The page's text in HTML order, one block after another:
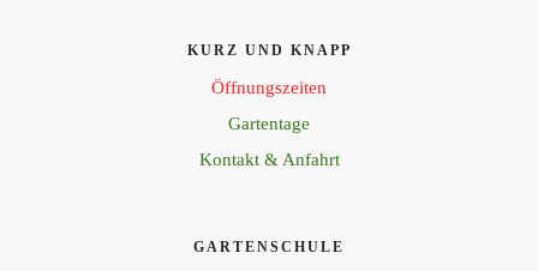
KURZ UND KNAPP
Öffnungszeiten
Gartentage
Kontakt & Anfahrt
GARTENSCHULE